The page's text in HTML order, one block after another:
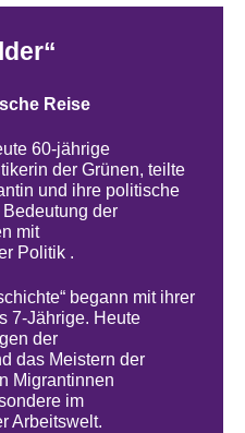
Reise
60-jährige
der Grünen, teilte
und ihre politische
der
mit
Politik .
begann mit ihrer
7-Jährige. Heute
der
das Meistern der
Migrantinnen
im
Arbeitswelt.